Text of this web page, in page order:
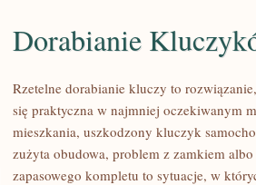
Dorabianie
Rzetelne dorabianie kluczy to
się praktyczna w najmniej oczekiwanym
mieszkania, uszkodzony kluczyk
zużyta obudowa, problem z zamkiem
zapasowego kompletu to sytuacje, w